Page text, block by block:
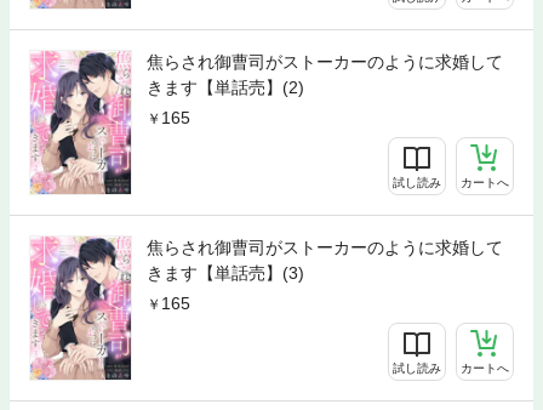
焦らされ御曹司がストーカーのように求婚して
きます【単話売】(2)
165
試し読み カートへ
焦らされ御曹司がストーカーのように求婚して
きます【単話売】(3)
165
試し読み カートへ